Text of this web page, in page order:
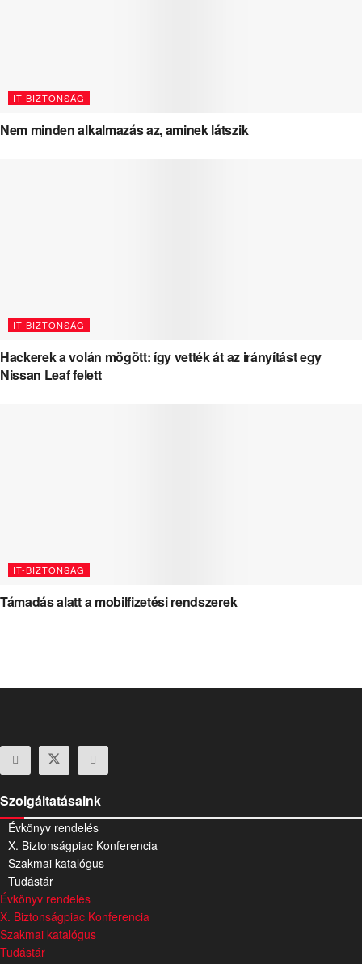
IT-BIZTONSÁG
Nem minden alkalmazás az, aminek látszik
IT-BIZTONSÁG
Hackerek a volán mögött: így vették át az irányítást egy
Nissan Leaf felett
IT-BIZTONSÁG
Támadás alatt a mobilfizetési rendszerek
Szolgáltatásaink
Évkönyv rendelés
X. Biztonságpiac Konferencia
Szakmai katalógus
Tudástár
Évkönyv rendelés
X. Biztonságpiac Konferencia
Szakmai katalógus
Tudástár